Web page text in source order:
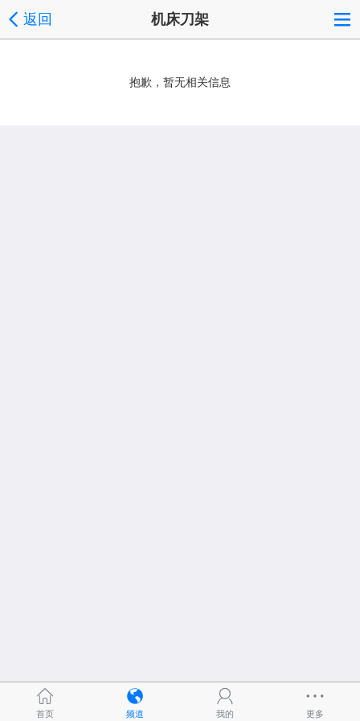
返回 机床刀架
抱歉，暂无相关信息
首页 频道 我的 更多